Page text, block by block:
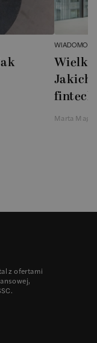
Jakich
Marta
z ofertami